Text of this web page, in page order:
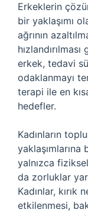
Erkeklerin
bir yaklaşımı
ağrının
erkek, tedavi
odaklanmayı
terapi ile en
hedefler.
Kadınların
yaklaşımlarına
yalnızca
da zorluklar
Kadınlar,
etkilenmesi,